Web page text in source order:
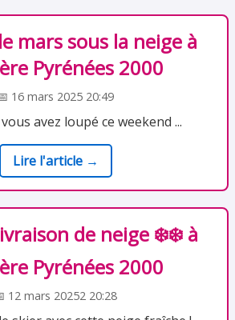
mars sous la neige à
Pyrénées 2000
16 mars 2025 20:49
avez loupé ce weekend ...
Lire l'article →
de neige ❄️❄️ à
Pyrénées 2000
12 mars 20252 20:28